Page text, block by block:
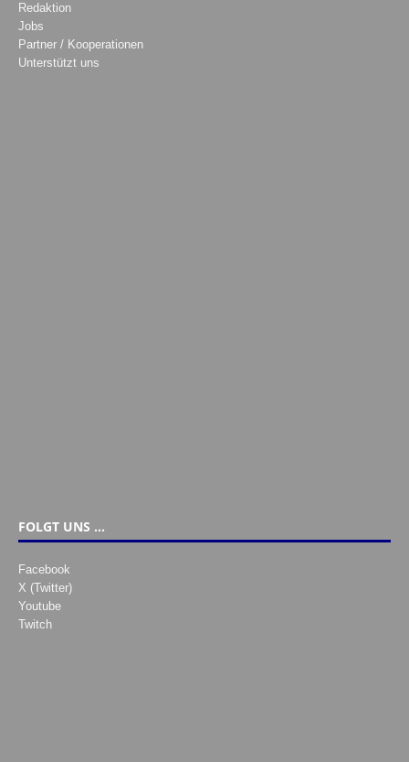
Redaktion
Jobs
Partner / Kooperationen
Unterstützt uns
FOLGT UNS …
Facebook
X (Twitter)
Youtube
Twitch